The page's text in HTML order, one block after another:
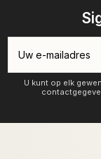
U kunt op elk